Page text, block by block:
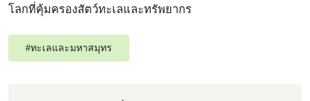
โลกที่คุ้มครองสัตว์ทะเลและทรัพยากร
#ทะเลและมหาสมุทร